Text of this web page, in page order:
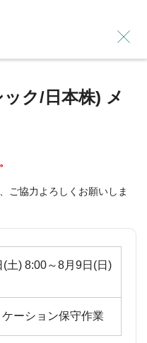
×
ク/日本株) メ
ご協力よろしくお願いしま
(土) 8:00～8月9日(日)
ーション保守作業